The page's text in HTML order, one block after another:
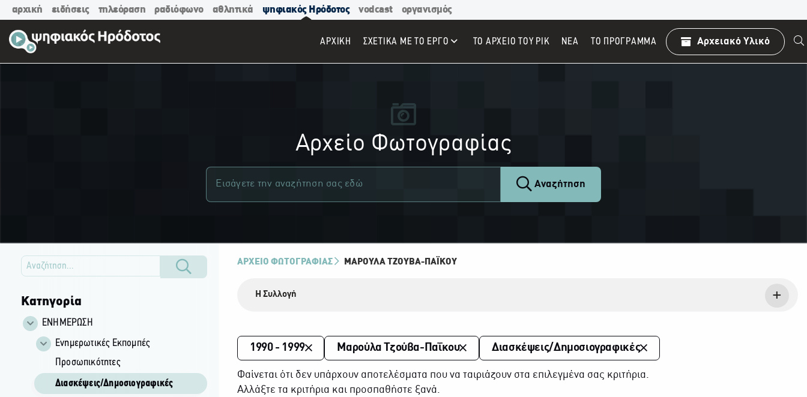
αρχική ειδήσεις τηλεόραση ραδιόφωνο αθλητικά ψηφιακός Ηρόδοτος vodcast οργανισμός
ΑΡΧΙΚΉ ΣΧΕΤΙΚΑ ΜΕ ΤΟ ΕΡΓΟ ΤΟ ΑΡΧΕΙΟ ΤΟΥ ΡΙΚ ΝΕΑ TO ΠΡΌΓΡΑΜΜΑ Αρχειακό Υλικό
Αρχείο Φωτογραφίας
Αναζήτηση
Κατηγορία
ΕΝΗΜΕΡΩΣΗ
Ενημερωτικές Εκπομπές
Προσωπικότητες
Διασκέψεις/Δημοσιογραφικές
ΑΡΧΕΙΟ ΦΩΤΟΓΡΑΦΙΑΣ ΜΑΡΟΎΛΑ ΤΖΟΎΒΑ-ΠΑΪ́ΚΟΥ
Η Συλλογή
1990 - 1999 Μαρούλα Τζούβα-Παΐκου Διασκέψεις/Δημοσιογραφικές
Φαίνεται ότι δεν υπάρχουν αποτελέσματα που να ταιριάζουν στα επιλεγμένα σας κριτήρια.
Αλλάξτε τα κριτήρια και προσπαθήστε ξανά.